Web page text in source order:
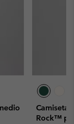
Camiseta
Rock™